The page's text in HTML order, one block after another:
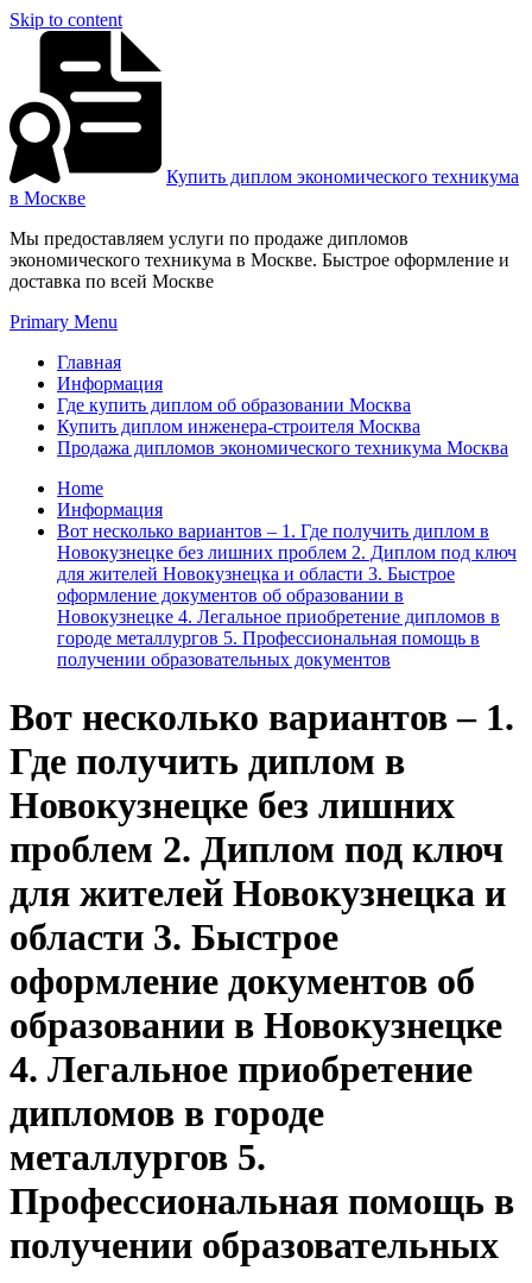
Skip to content
Купить диплом экономического техникума
в Москве
Мы предоставляем услуги по продаже дипломов
экономического техникума в Москве. Быстрое оформление и
доставка по всей Москве
Primary Menu
Главная
Информация
Где купить диплом об образовании Москва
Купить диплом инженера-строителя Москва
Продажа дипломов экономического техникума Москва
Home
Информация
Вот несколько вариантов – 1. Где получить диплом в
Новокузнецке без лишних проблем 2. Диплом под ключ
для жителей Новокузнецка и области 3. Быстрое
оформление документов об образовании в
Новокузнецке 4. Легальное приобретение дипломов в
городе металлургов 5. Профессиональная помощь в
получении образовательных документов
Вот несколько вариантов – 1.
Где получить диплом в
Новокузнецке без лишних
проблем 2. Диплом под ключ
для жителей Новокузнецка и
области 3. Быстрое
оформление документов об
образовании в Новокузнецке
4. Легальное приобретение
дипломов в городе
металлургов 5.
Профессиональная помощь в
получении образовательных